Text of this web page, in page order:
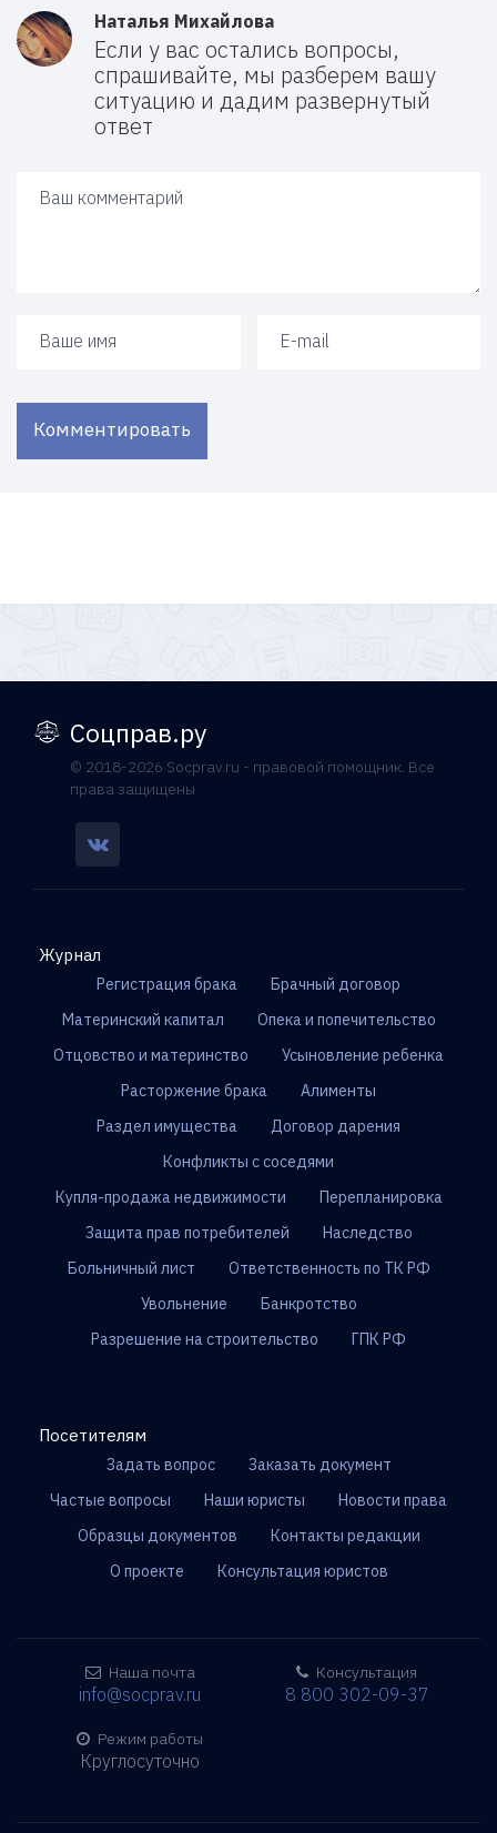
Наталья Михайлова
Если у вас остались вопросы,
спрашивайте, мы разберем вашу
ситуацию и дадим развернутый
ответ
Комментировать
Соцправ.ру
© 2018-2026 Socprav.ru - правовой помощник. Все
права защищены
Журнал
Регистрация брака
Брачный договор
Материнский капитал
Опека и попечительство
Отцовство и материнство
Усыновление ребенка
Расторжение брака
Алименты
Раздел имущества
Договор дарения
Конфликты с соседями
Купля-продажа недвижимости
Перепланировка
Защита прав потребителей
Наследство
Больничный лист
Ответственность по ТК РФ
Увольнение
Банкротство
Разрешение на строительство
ГПК РФ
Посетителям
Задать вопрос
Заказать документ
Частые вопросы
Наши юристы
Новости права
Образцы документов
Контакты редакции
О проекте
Консультация юристов
Наша почта
info@socprav.ru
Режим работы
Круглосуточно
Консультация
8 800 302-09-37